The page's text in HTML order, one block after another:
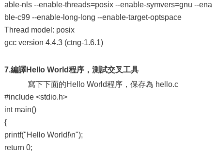
able-nls --enable-threads=posix --enable-symvers=gnu --ena
ble-c99 --enable-long-long --enable-target-optspace
Thread model: posix
gcc version 4.4.3 (ctng-1.6.1)
7.編譯Hello World程序，測試交叉工具
寫下下面的Hello World程序，保存為 hello.c
#include <stdio.h>
int main()
{
printf("Hello World!\n");
return 0;